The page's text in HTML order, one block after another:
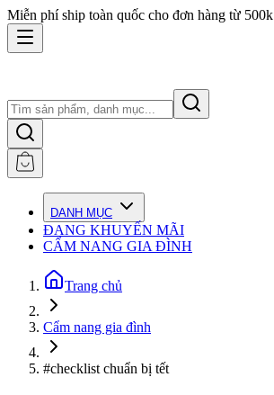
Miễn phí ship toàn quốc cho đơn hàng từ 500k
DANH MỤC
ĐANG KHUYẾN MÃI
CẨM NANG GIA ĐÌNH
Trang chủ
Cẩm nang gia đình
#checklist chuẩn bị tết